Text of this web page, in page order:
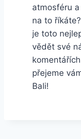
atmosféru
na to
je toto
vědět své
přejeme
Bali!